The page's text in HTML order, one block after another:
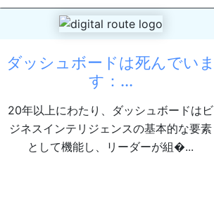
ダッシュボードは死んでいま
す：...
20年以上にわたり、ダッシュボードはビ
ジネスインテリジェンスの基本的な要素
として機能し、リーダーが組�...